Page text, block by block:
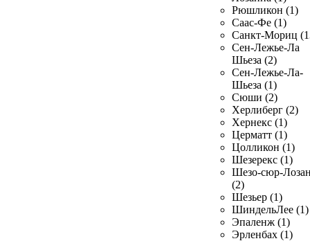
Рюшликон (1)
Саас-Фе (1)
Санкт-Мориц
Сен-Лежье-Ла
Шьеза (2)
Сен-Лежье-Ла-
Шьеза (1)
Сюши (2)
Херлиберг (2)
Хернекс (1)
Церматт (1)
Цолликон (1)
Шезерекс (1)
Шезо-сюр-
(2)
Шезьер (1)
ШиндельЛее (1)
Эпаленж (1)
Эрленбах (1)